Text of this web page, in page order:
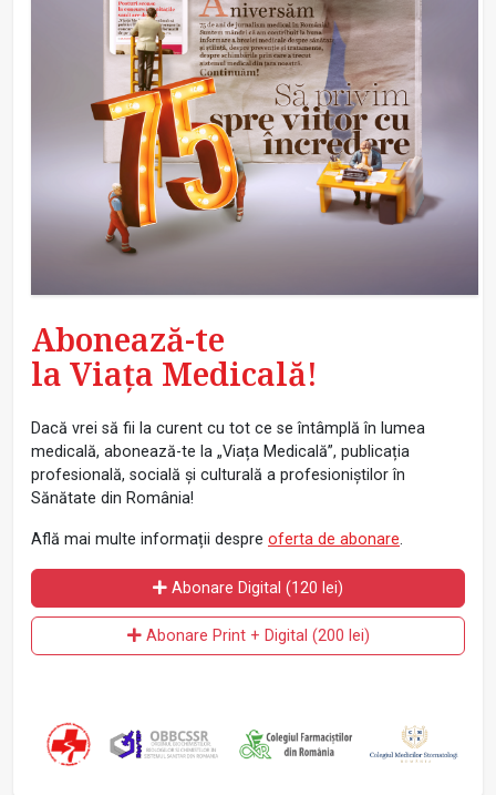
Abonează-te
la Viața Medicală!
Dacă vrei să fii la curent cu tot ce se întâmplă în lumea
medicală, abonează-te la „Viața Medicală”, publicația
profesională, socială și culturală a profesioniștilor în
Sănătate din România!
Află mai multe informații despre oferta de abonare.
Abonare Digital (120 lei)
Abonare Print + Digital (200 lei)